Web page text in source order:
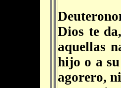
Dios te
aquellas
hijo o a
agorero,